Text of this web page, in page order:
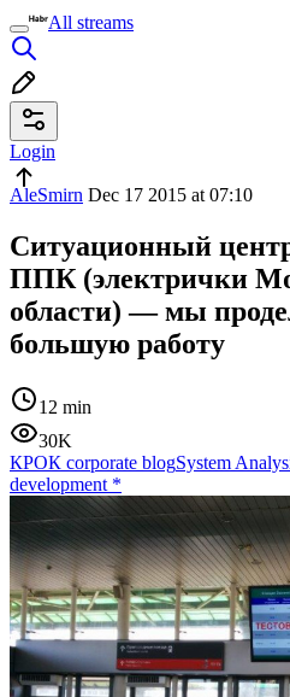
All streams
Login
AleSmirn Dec 17 2015 at 07:10
Ситуационный
ППК (электрички
области) — мы
большую работу
12 min
30K
КРОК corporate blogSystem
development *